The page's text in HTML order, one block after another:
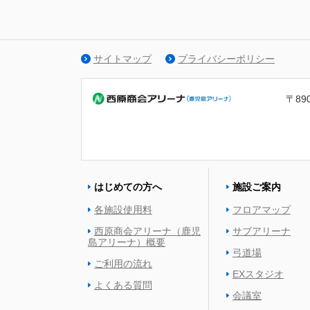
サイトマップ プライバシーポリシー
〒
はじめての方へ
各施設使用料
西原商会アリーナ（鹿児
島アリーナ）概要
ご利用の流れ
よくある質問
施設ご案内
フロアマップ
サブアリーナ
弓道場
EXスタジオ
会議室